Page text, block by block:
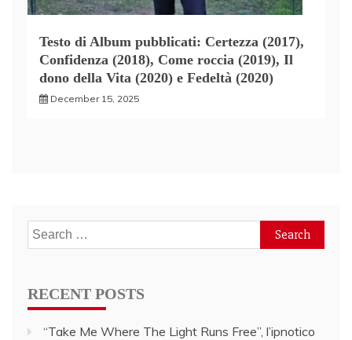
Testo di Album pubblicati: Certezza (2017),
Confidenza (2018), Come roccia (2019), Il
dono della Vita (2020) e Fedeltà (2020)
December 15, 2025
Search
for:
RECENT POSTS
“Take Me Where The Light Runs Free”, l’ipnotico